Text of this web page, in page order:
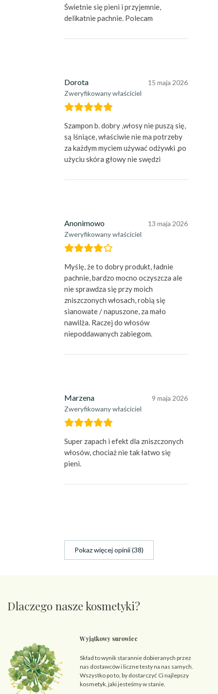
Świetnie się pieni i przyjemnie,
delikatnie pachnie. Polecam
Dorota
Zweryfikowany właściciel
15 maja 2026
Szampon b. dobry ,włosy nie puszą się,
są lśniące, właściwie nie ma potrzeby
za każdym myciem używać odżywki ,po
użyciu skóra głowy nie swędzi
Anonimowo
Zweryfikowany właściciel
13 maja 2026
Myślę, że to dobry produkt, ładnie
pachnie, bardzo mocno oczyszcza ale
nie sprawdza się przy moich
zniszczonych włosach, robią się
sianowate / napuszone, za mało
nawilża. Raczej do włosów
niepoddawanych zabiegom.
Marzena
Zweryfikowany właściciel
9 maja 2026
Super zapach i efekt dla zniszczonych
włosów, chociaż nie tak łatwo się
pieni.
Pokaz więcej opinii (38)
Dlaczego nasze kosmetyki?
Wyjątkowy surowiec
Skład to wynik starannie dobieranych przez
nas dostawców i liczne testy na nas samych.
Wszystko po to, by dostarczyć Ci najlepszy
kosmetyk, jaki jesteśmy w stanie.